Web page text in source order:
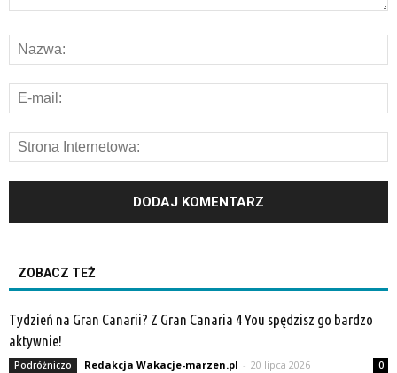
ZOBACZ TEŻ
Tydzień na Gran Canarii? Z Gran Canaria 4 You spędzisz go bardzo
aktywnie!
Podróżniczo Redakcja Wakacje-marzen.pl - 20 lipca 2026 0